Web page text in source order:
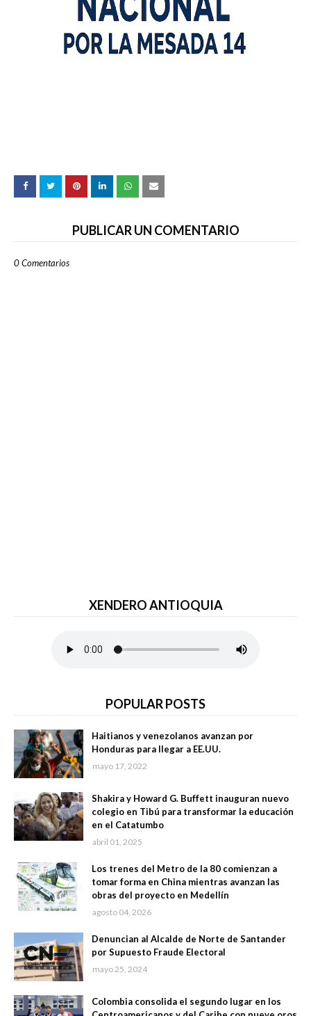
PUBLICAR UN COMENTARIO
0 Comentarios
XENDERO ANTIOQUIA
POPULAR POSTS
Haitianos y venezolanos avanzan por
Honduras para llegar a EE.UU.
mayo 17, 2022
Shakira y Howard G. Buffett inauguran nuevo
colegio en Tibú para transformar la educación
en el Catatumbo
abril 01, 2025
Los trenes del Metro de la 80 comienzan a
tomar forma en China mientras avanzan las
obras del proyecto en Medellín
agosto 04, 2026
Denuncian al Alcalde de Norte de Santander
por Supuesto Fraude Electoral
mayo 25, 2024
Colombia consolida el segundo lugar en los